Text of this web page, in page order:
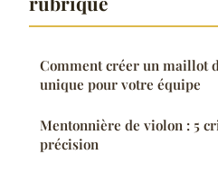
Comment créer un maillot
unique pour votre équipe
Mentonnière de violon : 5
précision